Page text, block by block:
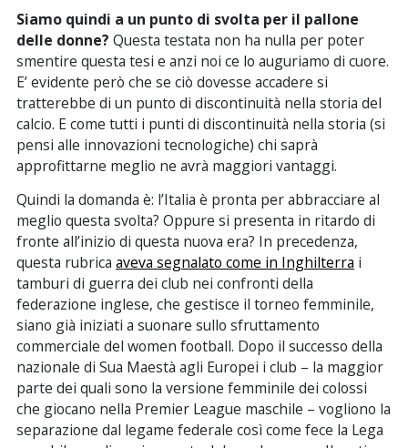
Siamo quindi a un punto di svolta per il pallone
delle donne? Questa testata non ha nulla per poter
smentire questa tesi e anzi noi ce lo auguriamo di cuore.
E’ evidente però che se ciò dovesse accadere si
tratterebbe di un punto di discontinuità nella storia del
calcio. E come tutti i punti di discontinuità nella storia (si
pensi alle innovazioni tecnologiche) chi saprà
approfittarne meglio ne avrà maggiori vantaggi.
Quindi la domanda è: l’Italia è pronta per abbracciare al
meglio questa svolta? Oppure si presenta in ritardo di
fronte all’inizio di questa nuova era? In precedenza,
questa rubrica aveva segnalato come in Inghilterra i
tamburi di guerra dei club nei confronti della
federazione inglese, che gestisce il torneo femminile,
siano già iniziati a suonare sullo sfruttamento
commerciale del women football. Dopo il successo della
nazionale di Sua Maestà agli Europei i club – la maggior
parte dei quali sono la versione femminile dei colossi
che giocano nella Premier League maschile – vogliono la
separazione dal legame federale così come fece la Lega